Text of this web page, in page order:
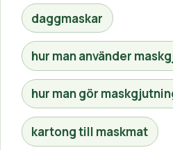
daggmaskar
hur man använder
hur man gör
kartong till maskmat